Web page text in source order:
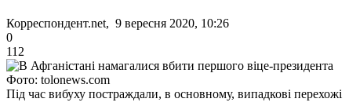
Корреспондент.net, 9 вересня 2020, 10:26
0
112
Фото: tolonews.com
Під час вибуху постраждали, в основному, випадкові перехожі